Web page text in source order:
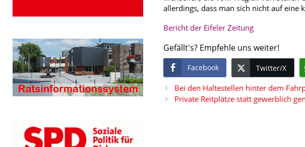
allerdings, dass man sich nicht auf eine
Bericht der Eifeler Zeitung
Gefällt's? Empfehle uns weiter!
Facebook Twitter/X
Bei den Haltestellen hinter dem
Private Reitplätze statt gewerblich